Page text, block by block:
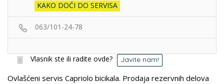
KAKO DOĆI DO SERVISA
063/101-24-78
Vlasnik ste ili radite ovde? Javite nam!
Ovlašćeni servis Capriolo bicikala. Prodaja rezervnih delova